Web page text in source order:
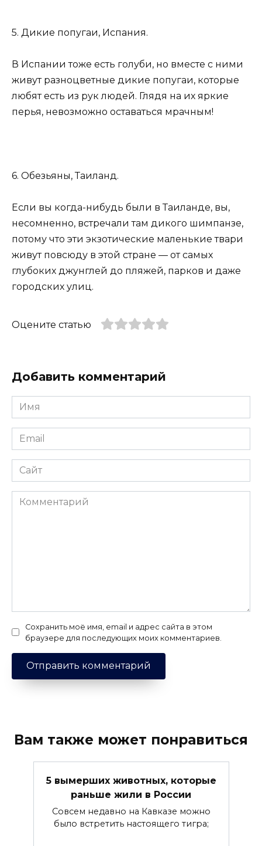
5. Дикие попугаи, Испания.
В Испании тоже есть голуби, но вместе с ними
живут разноцветные дикие попугаи, которые
любят есть из рук людей. Глядя на их яркие
перья, невозможно оставаться мрачным!
6. Обезьяны, Таиланд.
Если вы когда-нибудь были в Таиланде, вы,
несомненно, встречали там дикого шимпанзе,
потому что эти экзотические маленькие твари
живут повсюду в этой стране — от самых
глубоких джунглей до пляжей, парков и даже
городских улиц.
Оцените статью
Добавить комментарий
Имя
*
Email
*
Сайт
Комментарий
Сохранить моё имя, email и адрес сайта в этом
браузере для последующих моих комментариев.
Вам также может понравиться
5 вымерших животных, которые
раньше жили в России
Совсем недавно на Кавказе можно
было встретить настоящего тигра;